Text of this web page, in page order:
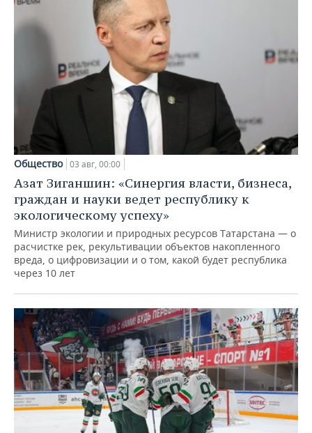
Общество 03 авг, 00:00
Азат Зиганшин: «Синергия власти, бизнеса,
граждан и науки ведет республику к
экологическому успеху»
Министр экологии и природных ресурсов Татарстана — о
расчистке рек, рекультивации объектов накопленного
вреда, о цифровизации и о том, какой будет республика
через 10 лет